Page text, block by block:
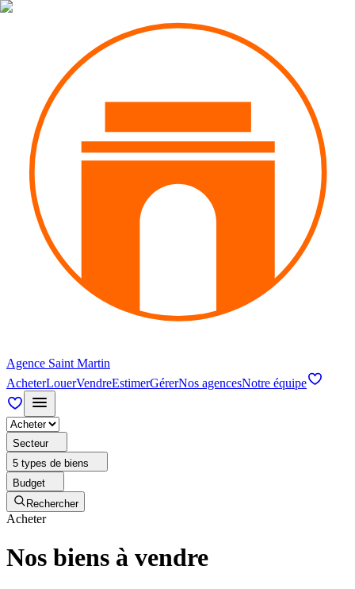
Agence Saint Martin
AcheterLouerVendreEstimerGérerNos agencesNotre équipe
Secteur
5 types de biens
Budget
Rechercher
Acheter
Nos biens à vendre